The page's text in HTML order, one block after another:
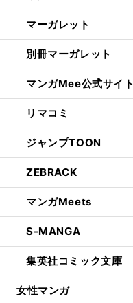
マーガレット
別冊マーガレット
マンガMee公式サイト
リマコミ
ジャンプTOON
ZEBRACK
マンガMeets
S-MANGA
集英社コミック文庫
女性マンガ